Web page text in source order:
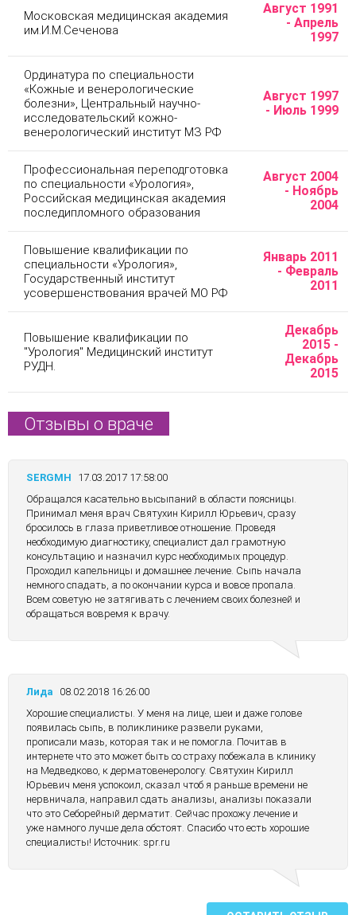
Московская медицинская академия
им.И.М.Сеченова
Август 1991
- Апрель
1997
Ординатура по специальности
«Кожные и венерологические
болезни», Центральный научно-
исследовательский кожно-
венерологический институт МЗ РФ
Август 1997
- Июль 1999
Профессиональная переподготовка
по специальности «Урология»,
Российская медицинская академия
последипломного образования
Август 2004
- Ноябрь
2004
Повышение квалификации по
специальности «Урология»,
Государственный институт
усовершенствования врачей МО РФ
Январь 2011
- Февраль
2011
Повышение квалификации по
"Урология" Медицинский институт
РУДН.
Декабрь
2015 -
Декабрь
2015
Отзывы о враче
SERGMH
17.03.2017 17:58:00
Обращался касательно высыпаний в области поясницы.
Принимал меня врач Святухин Кирилл Юрьевич, сразу
бросилось в глаза приветливое отношение. Проведя
необходимую диагностику, специалист дал грамотную
консультацию и назначил курс необходимых процедур.
Проходил капельницы и домашнее лечение. Сыпь начала
немного спадать, а по окончании курса и вовсе пропала.
Всем советую не затягивать с лечением своих болезней и
обращаться вовремя к врачу.
Лида
08.02.2018 16:26:00
Хорошие специалисты. У меня на лице, шеи и даже голове
появилась сыпь, в поликлинике развели руками,
прописали мазь, которая так и не помогла. Почитав в
интернете что это может быть со страху побежала в клинику
на Медведково, к дерматовенерологу. Святухин Кирилл
Юрьевич меня успокоил, сказал чтоб я раньше времени не
нервничала, направил сдать анализы, анализы показали
что это Себорейный дерматит. Сейчас прохожу лечение и
уже намного лучше дела обстоят. Спасибо что есть хорошие
специалисты! Источник: spr.ru